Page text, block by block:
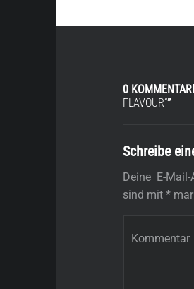
0
FLAVOUR“”
Schreibe
Deine E-
sind mit*